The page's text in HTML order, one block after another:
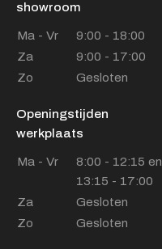
showroom
Ma - Vr
9:00 - 18:00
Za
9:00 - 17:00
Zo
Gesloten
Openingstijden
werkplaats
Ma - Vr
8:00 - 12:15 en
13:15 - 17:00
Za
Gesloten
Zo
Gesloten